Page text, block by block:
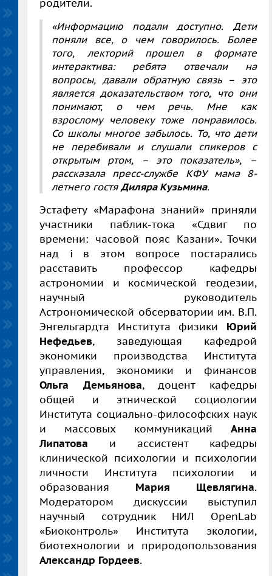
родители.
«Информацию подали доступно. Дети
поняли все, о чем говорилось. Более
того, лекторий прошел в формате
интерактива: ребята отвечали на
вопросы, давали обратную связь – это
является доказательством того, что они
понимают, о чем речь. Мне как
взрослому человеку тоже понравилось.
Со школы многое забылось. То, что дети
не перебивали и слушали спикеров с
открытым ртом, – это показатель», –
рассказала пресс-службе КФУ мама 8-
летнего гостя Диляра Кузьмина.
Эстафету «Марафона знаний» приняли
участники паблик-тока «Сдвиг по
времени: часовой пояс Казани». Точки
над i в этом вопросе постарались
расставить профессор кафедры
астрономии и космической геодезии,
научный руководитель
Астрономической обсерватории им. В.П.
Энгельгардта Института физики Юрий
Нефедьев, заведующая кафедрой
экономики производства Института
управления, экономики и финансов
Ольга Демьянова, доцент кафедры
общей и этнической социологии
Института социально-философских наук
и массовых коммуникаций Анна
Липатова и ассистент кафедры
клинической психологии и психологии
личности Института психологии и
образования Мария Щевлягина.
Модератором дискуссии выступил
научный сотрудник НИЛ OpenLab
«Биоконтроль» Института экологии,
биотехнологии и природопользования
Александр Гордеев.